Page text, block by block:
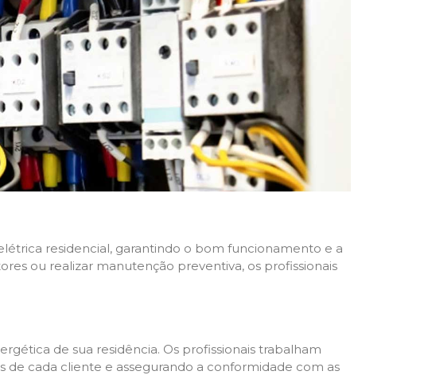
residencial, garantindo o bom funcionamento e a
ou realizar manutenção preventiva, os profissionais
de sua residência. Os profissionais trabalham
de cada cliente e assegurando a conformidade com as